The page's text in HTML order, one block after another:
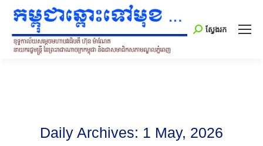
Search:
ស្វែងរក
Daily Archives: 1 May, 2026